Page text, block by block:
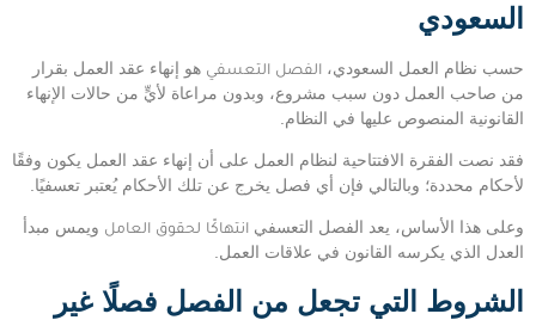
السعودي
حسب نظام العمل السعودي، الفصل التعسفي هو إنهاء عقد العمل بقرار
من صاحب العمل دون سبب مشروع، وبدون مراعاة لأيٍّ من حالات الإنهاء
القانونية المنصوص عليها في النظام.
فقد نصت الفقرة الافتتاحية لنظام العمل على أن إنهاء عقد العمل يكون وفقًا
لأحكام محددة؛ وبالتالي فإن أي فصل يخرج عن تلك الأحكام يُعتبر تعسفيًا.
وعلى هذا الأساس، يعد الفصل التعسفي انتهاكًا لحقوق العامل ويمس مبدأ
العدل الذي يكرسه القانون في علاقات العمل.
الشروط التي تجعل من الفصل فصلًا غير